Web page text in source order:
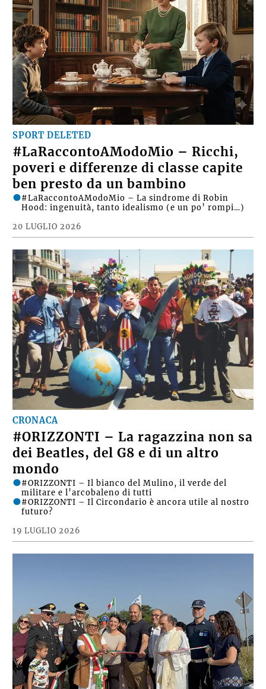
SPORT DELETED
#LaRaccontoAModoMio – Ricchi,
poveri e differenze di classe capite
ben presto da un bambino
20 LUGLIO 2026
#LaRaccontoAModoMio – La sindrome di Robin
Hood: ingenuità, tanto idealismo (e un po’ rompi…)
CRONACA
#ORIZZONTI – La ragazzina non sa
dei Beatles, del G8 e di un altro
mondo
19 LUGLIO 2026
#ORIZZONTI – Il bianco del Mulino, il verde del
militare e l’arcobaleno di tutti
#ORIZZONTI – Il Circondario è ancora utile al nostro
futuro?